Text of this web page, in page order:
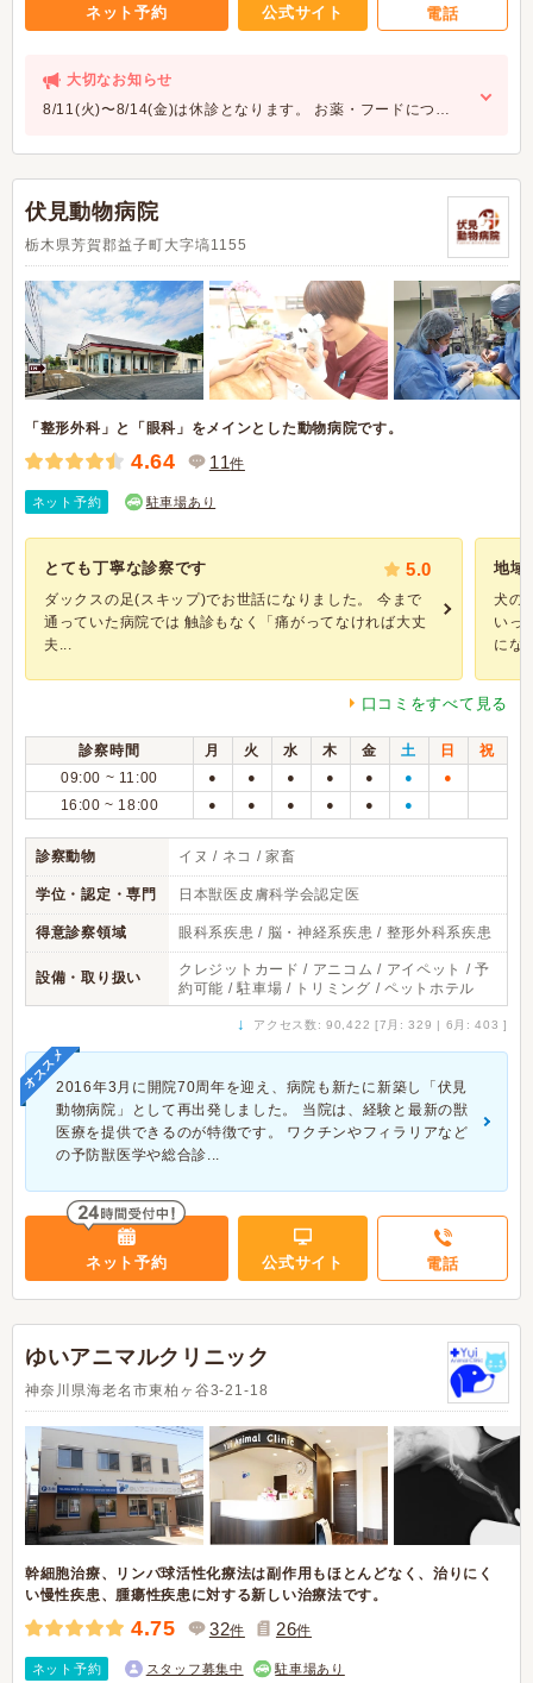
ネット予約 公式サイト 電話
大切なお知らせ
8/11(火)〜8/14(金)は休診となります。 お薬・フードにつ…
伏見動物病院
栃木県芳賀郡益子町大字塙1155
「整形外科」と「眼科」をメインとした動物病院です。
4.64 11件
ネット予約 駐車場あり
とても丁寧な診察です 5.0
ダックスの足(スキップ)でお世話になりました。 今まで
通っていた病院では 触診もなく「痛がってなければ大丈
夫...
地域
犬の
いっ
にな
口コミをすべて見る
診察時間 月 火 水 木 金 土 日
祝
09:00 ~ 11:00
● ● ● ● ● ● ●
16:00 ~ 18:00 ● ● ● ● ● ●
診察動物 イヌ / ネコ / 家畜
学位・認定・専門 日本獣医皮膚科学会認定医
得意診察領域 眼科系疾患 / 脳・神経系疾患 / 整形外科系疾患
設備・取り扱い
クレジットカード / アニコム / アイペット / 予
約可能 / 駐車場 / トリミング / ペットホテル
↓ アクセス数: 90,422 [7月: 329 | 6月: 403 ]
オススメ2016年3月に開院70周年を迎え、病院も新たに新築し「伏見
動物病院」として再出発しました。 当院は、経験と最新の獣
医療を提供できるのが特徴です。 ワクチンやフィラリアなど
の予防獣医学や総合診...
ネット予約 公式サイト 電話
ゆいアニマルクリニック
神奈川県海老名市東柏ヶ谷3-21-18
幹細胞治療、リンパ球活性化療法は副作用もほとんどなく、治りにく
い慢性疾患、腫瘍性疾患に対する新しい治療法です。
4.75 32件 26件
ネット予約 スタッフ募集中 駐車場あり